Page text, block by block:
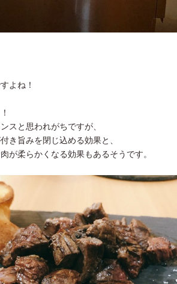
よね！
スと思われがちですが、
き旨みを閉じ込める効果と、
が柔らかくなる効果もあるそうです。